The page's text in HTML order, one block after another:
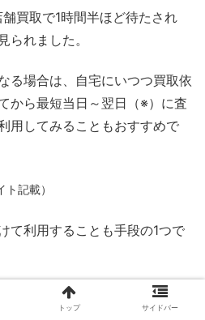
買取で1時間半ほど待たされ
られました。
る場合は、自宅にいつつ買取依
から最短当日～翌日（※）に査
用してみることもおすすめで
記載）
て利用することも手段の1つで
トップ サイドバー